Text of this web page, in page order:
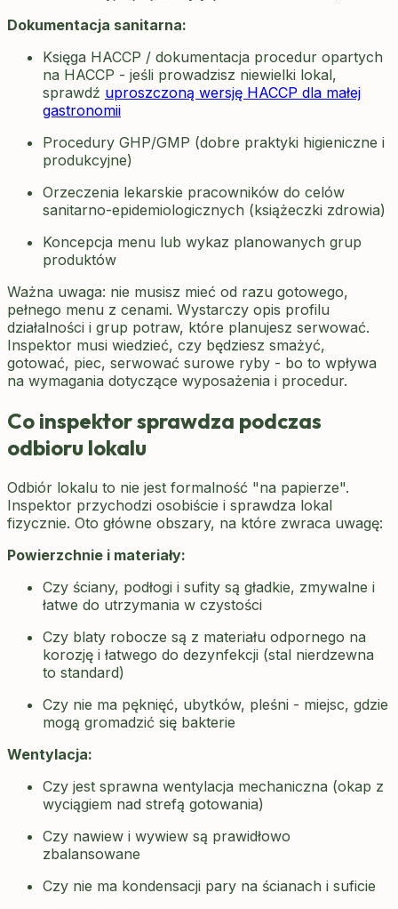
Dokumentacja sanitarna:
Księga HACCP / dokumentacja procedur opartych
na HACCP - jeśli prowadzisz niewielki lokal,
sprawdź uproszczoną wersję HACCP dla małej
gastronomii
Procedury GHP/GMP (dobre praktyki higieniczne i
produkcyjne)
Orzeczenia lekarskie pracowników do celów
sanitarno-epidemiologicznych (książeczki zdrowia)
Koncepcja menu lub wykaz planowanych grup
produktów
Ważna uwaga: nie musisz mieć od razu gotowego,
pełnego menu z cenami. Wystarczy opis profilu
działalności i grup potraw, które planujesz serwować.
Inspektor musi wiedzieć, czy będziesz smażyć,
gotować, piec, serwować surowe ryby - bo to wpływa
na wymagania dotyczące wyposażenia i procedur.
Co inspektor sprawdza podczas
odbioru lokalu
Odbiór lokalu to nie jest formalność "na papierze".
Inspektor przychodzi osobiście i sprawdza lokal
fizycznie. Oto główne obszary, na które zwraca uwagę:
Powierzchnie i materiały:
Czy ściany, podłogi i sufity są gładkie, zmywalne i
łatwe do utrzymania w czystości
Czy blaty robocze są z materiału odpornego na
korozję i łatwego do dezynfekcji (stal nierdzewna
to standard)
Czy nie ma pęknięć, ubytków, pleśni - miejsc, gdzie
mogą gromadzić się bakterie
Wentylacja:
Czy jest sprawna wentylacja mechaniczna (okap z
wyciągiem nad strefą gotowania)
Czy nawiew i wywiew są prawidłowo
zbalansowane
Czy nie ma kondensacji pary na ścianach i suficie